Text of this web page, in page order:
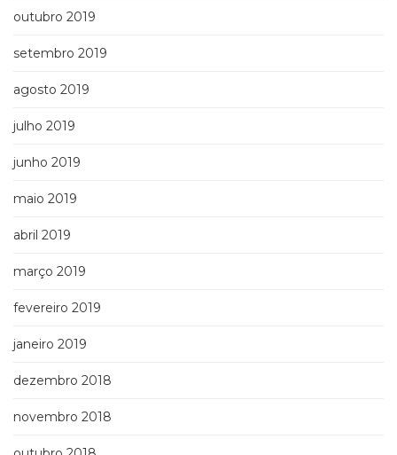
outubro 2019
setembro 2019
agosto 2019
julho 2019
junho 2019
maio 2019
abril 2019
março 2019
fevereiro 2019
janeiro 2019
dezembro 2018
novembro 2018